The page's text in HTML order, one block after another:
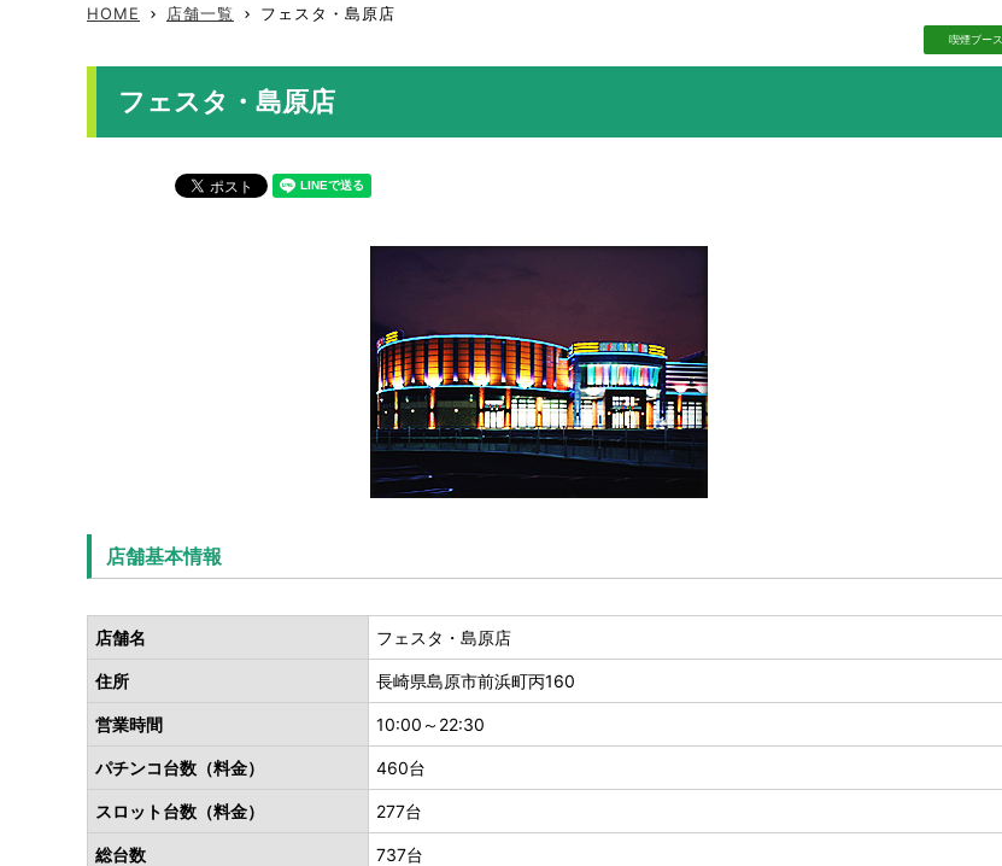
HOME keyboard_arrow_right 店舗一覧 keyboard_arrow_right フェスタ・島原店
喫煙ブース
フェスタ・島原店
店舗基本情報
店舗名 フェスタ・島原店
住所 長崎県島原市前浜町丙160
営業時間 10:00～22:30
パチンコ台数（料金） 460台
スロット台数（料金） 277台
総台数 737台